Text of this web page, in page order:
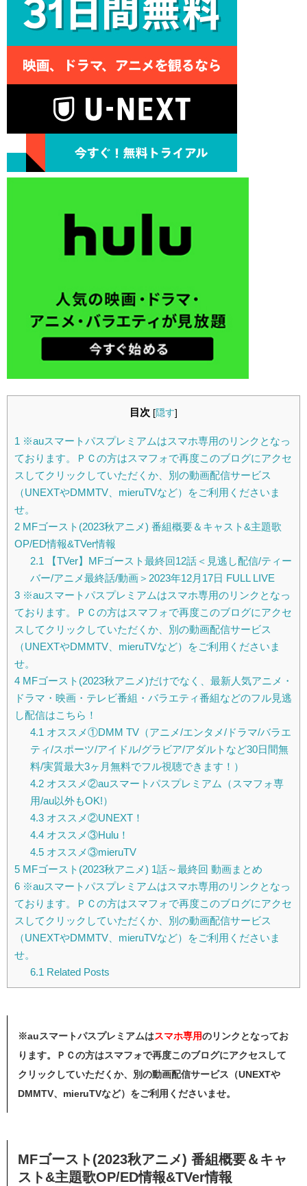
目次 [隠す]
1 ※auスマートパスプレミアムはスマホ専用のリンクとなっ
ております。ＰＣの方はスマフォで再度このブログにアクセ
スしてクリックしていただくか、別の動画配信サービス
（UNEXTやDMMTV、mieruTVなど）をご利用くださいま
せ。
2 MFゴースト(2023秋アニメ) 番組概要＆キャスト&主題歌
OP/ED情報&TVer情報
2.1【TVer】MFゴースト最終回12話＜見逃し配信/ティー
バー/アニメ最終話/動画＞2023年12月17日 FULL LIVE
3 ※auスマートパスプレミアムはスマホ専用のリンクとなっ
ております。ＰＣの方はスマフォで再度このブログにアクセ
スしてクリックしていただくか、別の動画配信サービス
（UNEXTやDMMTV、mieruTVなど）をご利用くださいま
せ。
4 MFゴースト(2023秋アニメ)だけでなく、最新人気アニメ・
ドラマ・映画・テレビ番組・バラエティ番組などのフル見逃
し配信はこちら！
4.1オススメ①DMM TV（アニメ/エンタメ/ドラマ/バラエ
ティ/スポーツ/アイドル/グラビア/アダルトなど30日間無
料/実質最大3ヶ月無料でフル視聴できます！）
4.2オススメ②auスマートパスプレミアム（スマフォ専
用/au以外もOK!）
4.3オススメ②UNEXT！
4.4オススメ③Hulu！
4.5オススメ③mieruTV
5 MFゴースト(2023秋アニメ) 1話～最終回 動画まとめ
6 ※auスマートパスプレミアムはスマホ専用のリンクとなっ
ております。ＰＣの方はスマフォで再度このブログにアクセ
スしてクリックしていただくか、別の動画配信サービス
（UNEXTやDMMTV、mieruTVなど）をご利用くださいま
せ。
6.1Related Posts
※auスマートパスプレミアムはスマホ専用のリンクとなってお
ります。ＰＣの方はスマフォで再度このブログにアクセスして
クリックしていただくか、別の動画配信サービス（UNEXTや
DMMTV、mieruTVなど）をご利用くださいませ。
MFゴースト(2023秋アニメ) 番組概要＆キャ
スト&主題歌OP/ED情報&TVer情報